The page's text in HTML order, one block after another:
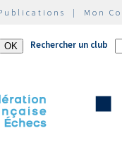
| Mon
Rechercher un club